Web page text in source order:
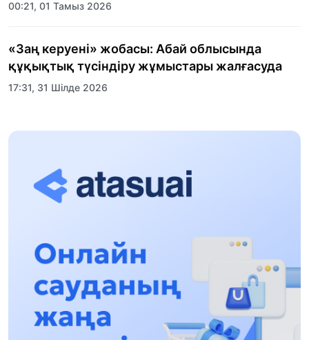
00:21, 01 Тамыз 2026
«Заң керуені» жобасы: Абай облысында
құқықтық түсіндіру жұмыстары жалғасуда
17:31, 31 Шілде 2026
Халықаралық «Формула-1 H2O» жарысын
13:13, 30 Шілде 2026
12:01, 28 Шілде 2026
Абзал Достияр: Думан Мұхаметкәрімді
Алматы түрмесіне ауыстыруы мүмкін
16:15, 27 Шілде 2026